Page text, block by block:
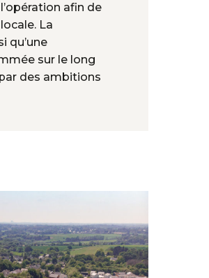
afin de
La
qu’une
sur le long
des ambitions